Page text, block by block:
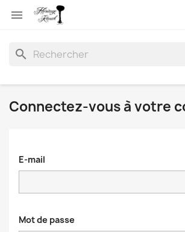

search
Connectez-vous à votre
E-mail
Mot de passe